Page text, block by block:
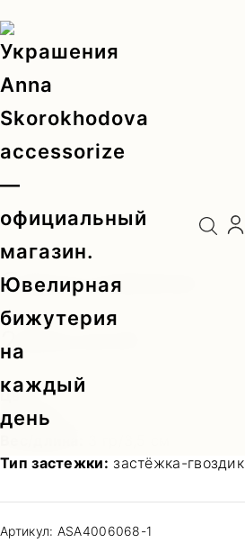
Главная/Каталог/Серьги
Серьги-монетки
2900,00
Цвет:золотой
Состав:
Тип застежки: застёжка-гвоздик
Артикул: ASA4006068-1